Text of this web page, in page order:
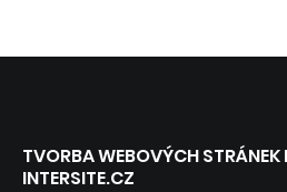
TVORBA WEBOVÝCH
INTERSITE.CZ